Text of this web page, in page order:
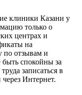
клиники Казани у
только о
центрах и
на
по отзывам и
спокойны за
записаться в
Интернет.